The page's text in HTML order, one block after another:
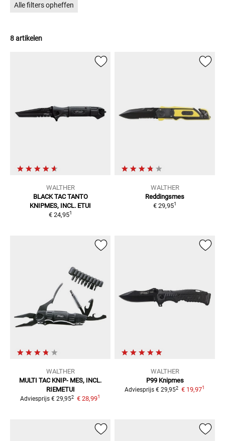
Alle filters opheffen
8 artikelen
WALTHER
BLACK TAC TANTO
KNIPMES, INCL. ETUI
€ 24,951
WALTHER
Reddingsmes
€ 29,951
WALTHER
MULTI TAC KNIP- MES, INCL.
RIEMETUI
Adviesprijs € 29,952 € 28,991
WALTHER
P99 Knipmes
Adviesprijs € 29,952 € 19,971